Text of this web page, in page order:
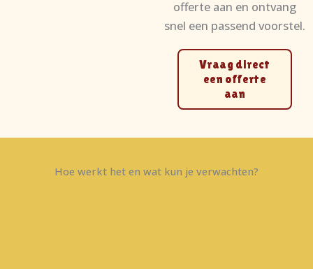
offerte aan en ontvang
snel een passend voorstel.
Vraag direct
een offerte
aan
Hoe werkt het en wat kun je verwachten?